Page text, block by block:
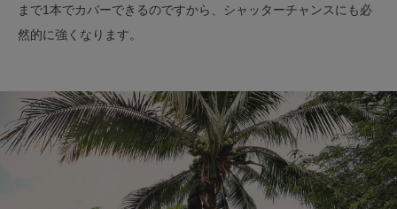
まで1本でカバーできるのですから、シャッターチャンスにも必
然的に強くなります。